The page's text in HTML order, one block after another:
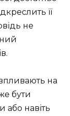
її
не
на
бути
або навіть